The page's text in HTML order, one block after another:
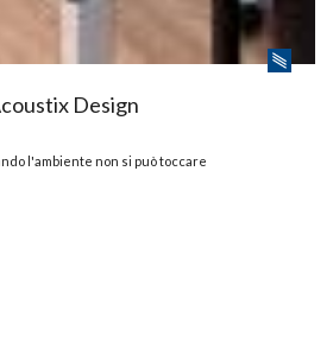
Design
l'ambiente non si può toccare